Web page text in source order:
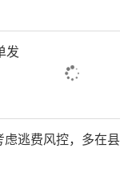
发
逃费风控，多在县